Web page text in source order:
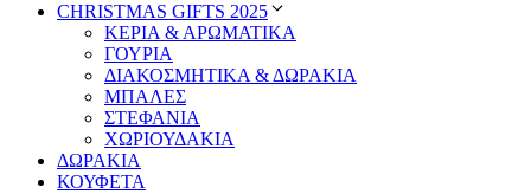
CHRISTMAS GIFTS 2025
ΚΕΡΙΑ & ΑΡΩΜΑΤΙΚΑ
ΓΟΥΡΙΑ
ΔΙΑΚΟΣΜΗΤΙΚΑ & ΔΩΡΑΚΙΑ
ΜΠΑΛΕΣ
ΣΤΕΦΑΝΙΑ
ΧΩΡΙΟΥΔΑΚΙΑ
ΔΩΡΑΚΙΑ
ΚΟΥΦΕΤΑ